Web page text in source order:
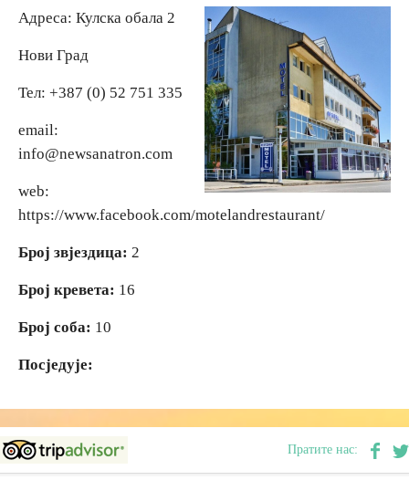
Планински туризам
Бањски туризам
Авантура
Еко туризам
Културни туризам
Гастрономија
Лов и риболов
Омладински туризам
Адреса: Кулска обала 2
Нови Град
Тел: +387 (0) 52 751 335
email:
info@newsanatron.com
web:
https://www.facebook.com/motelandrestaurant/
Број звјездица: 2
Број кревета: 16
Број соба: 10
Посједује:
Пратите нас: